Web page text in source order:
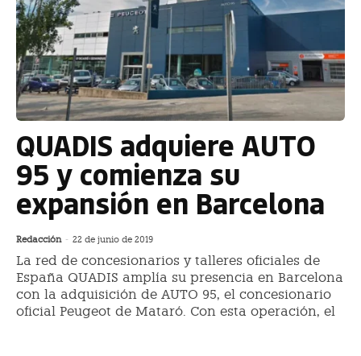
QUADIS adquiere AUTO
95 y comienza su
expansión en Barcelona
Redacción - 22 de junio de 2019
La red de concesionarios y talleres oficiales de
España QUADIS amplía su presencia en Barcelona
con la adquisición de AUTO 95, el concesionario
oficial Peugeot de Mataró. Con esta operación, el